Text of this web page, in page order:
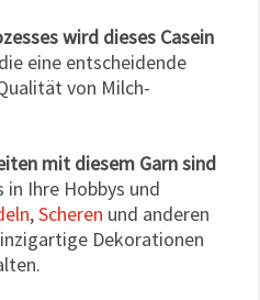
wird dieses Casein
eine entscheidende
von Milch-
mit diesem Garn sind
in Ihre Hobbys und
,Scheren und anderen
Dekorationen